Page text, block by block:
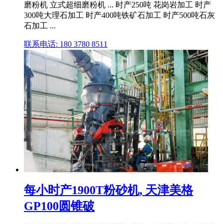
磨粉机 立式超细磨粉机 ... 时产250吨 花岗岩加工 时产
300吨大理石加工 时产400吨铁矿石加工 时产500吨石灰
石加工 ...
联系电话: 180 3780 8511
每小时产1900T粉砂机, 天津美格
GP100圆锥破